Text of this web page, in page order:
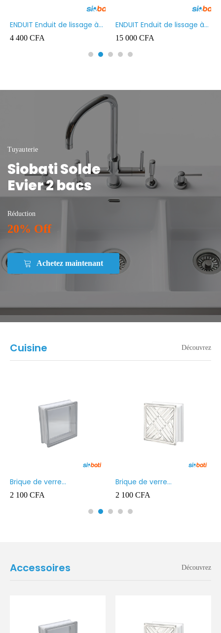
ENDUIT Enduit de lissage à
base d’émulsion en phase
aqueuse 5kg
4 400 CFA
ENDUIT Enduit de lissage à
base d’émulsion en phase
aqueuse 20kg
15 000 CFA
Tuyauterie
Siobati Solde
Evier 2 bacs
Réduction
20% Off
Achetez maintenant
Cuisine Découvrez
Brique de verre
190X190X80MM Transparent
2 100 CFA
Brique de verre
190X190X80MM CROSS
2 100 CFA
Accessoires Découvrez